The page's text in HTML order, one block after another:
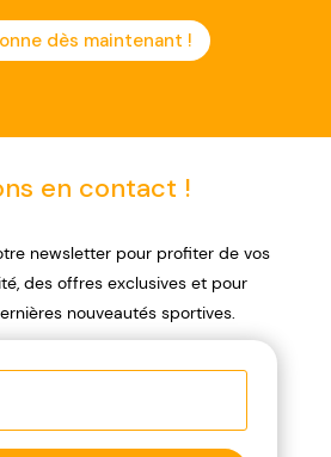
dès maintenant !
en contact !
newsletter pour profiter de vos
des offres exclusives et pour
nouveautés sportives.